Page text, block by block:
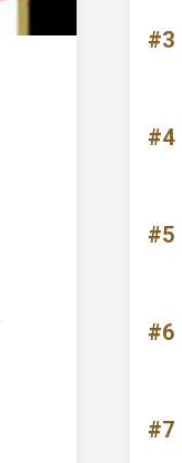
#3
#4
#5
#6
#7